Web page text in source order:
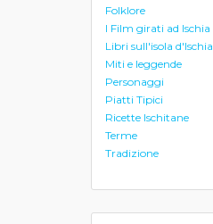
Folklore
I Film girati ad Ischia
Libri sull'isola d'Ischia
Miti e leggende
Personaggi
Piatti Tipici
Ricette Ischitane
Terme
Tradizione